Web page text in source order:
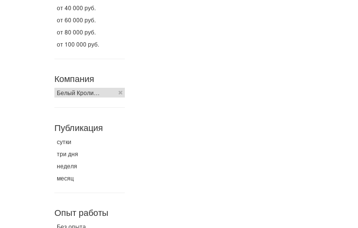
от 40 000 руб.
от 60 000 руб.
от 80 000 руб.
от 100 000 руб.
Компания
Белый Кроли…
Публикация
сутки
три дня
неделя
месяц
Опыт работы
Без опыта